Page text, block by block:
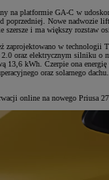
na platformie GA-C w
poprzedniej. Nowe nadwozie
szersze i ma większy rozstaw
zaprojektowano w technologii
oraz elektrycznym silniku o
13,6 kWh. Czerpie ona energię
oraz solarnego
online na nowego Priusa